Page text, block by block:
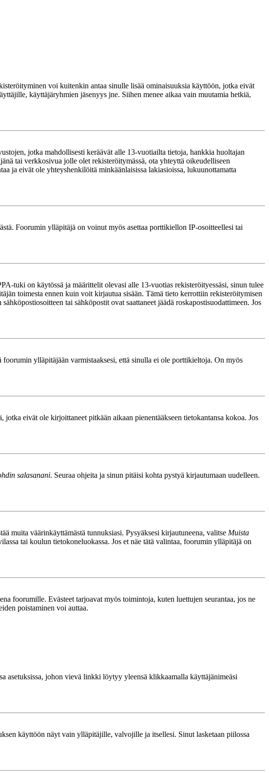
voi kuitenkin antaa sinulle lisää ominaisuuksia käyttöön, jotka eivät
käyttäjäryhmien jäsenyys jne. Siihen menee aikaa vain muutamia hetkiä,
jotka mahdollisesti keräävät alle 13-vuotiailta tietoja, hankkia huoltajan
tai verkkosivua jolle olet rekisteröitymässä, ota yhteyttä oikeudelliseen
ja eivät ole yhteyshenkilöitä minkäänlaisissa lakiasioissa, lukuunottamatta
Foorumin ylläpitäjä on voinut myös asettaa porttikiellon IP-osoitteellesi tai
tuki on käytössä ja määrittelit olevasi alle 13-vuotias rekisteröityessäsi, sinun tulee
toimesta ennen kuin voit kirjautua sisään. Tämä tieto kerrottiin rekisteröitymisen
tai sähköpostit ovat saattaneet jäädä roskapostisuodattimeen. Jos
foorumin ylläpitäjään varmistaaksesi, että sinulla ei ole porttikieltoja. On myös
eivät ole kirjoittaneet pitkään aikaan pienentääkseen tietokantansa kokoa. Jos
salasanani. Seuraa ohjeita ja sinun pitäisi kohta pystyä kirjautumaan uudelleen.
muita väärinkäyttämästä tunnuksiasi. Pysyäksesi kirjautuneena, valitse Muista
tai koulun tietokoneluokassa. Jos et näe tätä valintaa, foorumin ylläpitäjä on
foorumille. Evästeet tarjoavat myös toimintoja, kuten luettujen seurantaa, jos ne
poistaminen voi auttaa.
asetuksissa, johon vievä linkki löytyy yleensä klikkaamalla käyttäjänimeäsi
käyttöön näyt vain ylläpitäjille, valvojille ja itsellesi. Sinut lasketaan piilossa